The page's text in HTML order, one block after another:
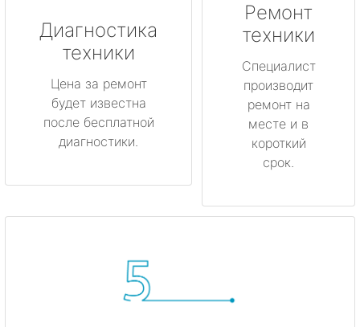
Диагностика
техники
Цена за ремонт
будет известна
после бесплатной
диагностики.
Ремонт
техники
Специалист
производит
ремонт на
месте и в
короткий
срок.